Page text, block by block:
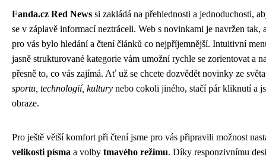
Fanda.cz Red News si zakládá na přehlednosti a jednoduchosti,
se v záplavě informací neztráceli. Web s novinkami je navržen tak,
pro vás bylo hledání a čtení článků co nejpříjemnější. Intuitivní
jasně strukturované kategorie vám umožní rychle se zorientovat a
přesně to, co vás zajímá. Ať už se chcete dozvědět novinky ze světa
sportu, technologií, kultury nebo cokoli jiného, stačí pár kliknutí a
obraze.
Pro ještě větší komfort při čtení jsme pro vás připravili možnost
velikosti písma a volby tmavého režimu. Díky responzivnímu